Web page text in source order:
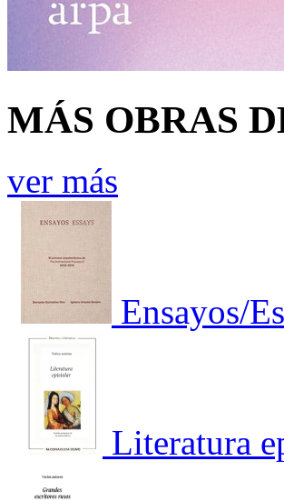
MÁS OBRAS
ver más
Ensayos/
Literatura